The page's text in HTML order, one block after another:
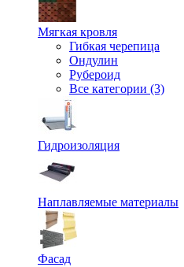
Мягкая кровля
Гибкая черепица
Ондулин
Рубероид
Все категории (3)
Гидроизоляция
Наплавляемые материалы
Фасад